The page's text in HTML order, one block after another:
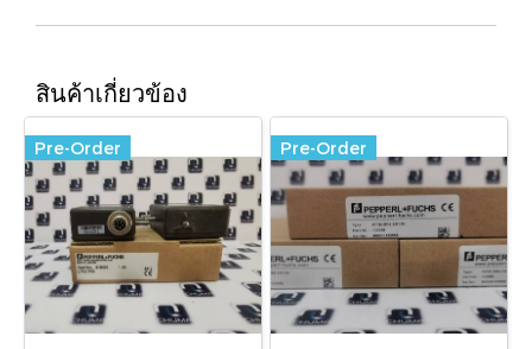
สินค้าเกี่ยวข้อง
Pre-Order Pre-Order